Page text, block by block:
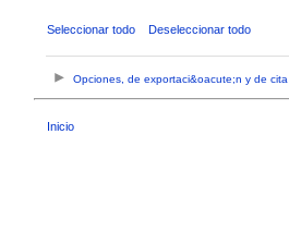
Seleccionar todo Deseleccionar todo
Opciones, de exportaci&oacute;n y de cita
Inicio